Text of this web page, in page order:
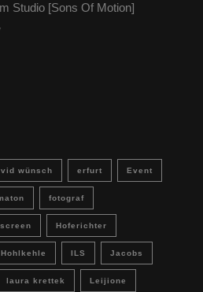
Studio [Sons Of Motion]
wünsch erfurt Event
fotograf
Hoferichter
Hohlkehle ILS Jacobs
laura krettek Leijione